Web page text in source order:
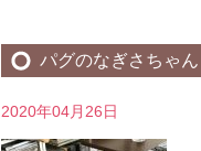
パグのなぎさちゃん
2020年04月26日